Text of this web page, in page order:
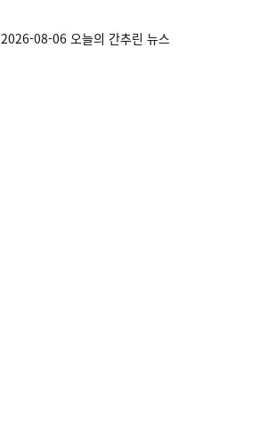
2026-08-06 오늘의 간추린 뉴스